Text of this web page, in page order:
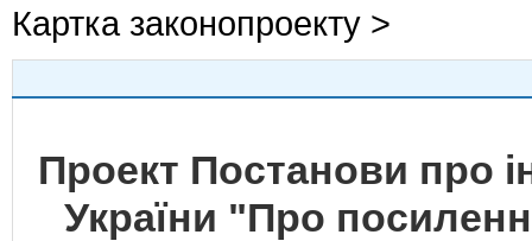
Картка законопроекту >
Проект Постанови про
України "Про